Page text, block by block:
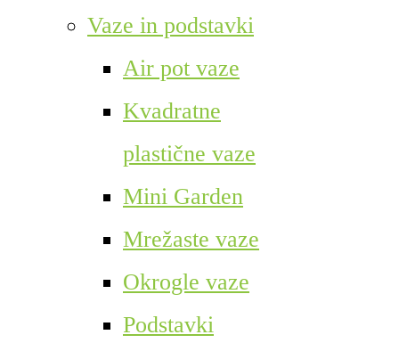
Vaze in podstavki
Air pot vaze
Kvadratne
plastične vaze
Mini Garden
Mrežaste vaze
Okrogle vaze
Podstavki